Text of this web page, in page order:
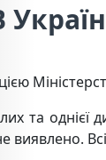
та однієї
виявлено.